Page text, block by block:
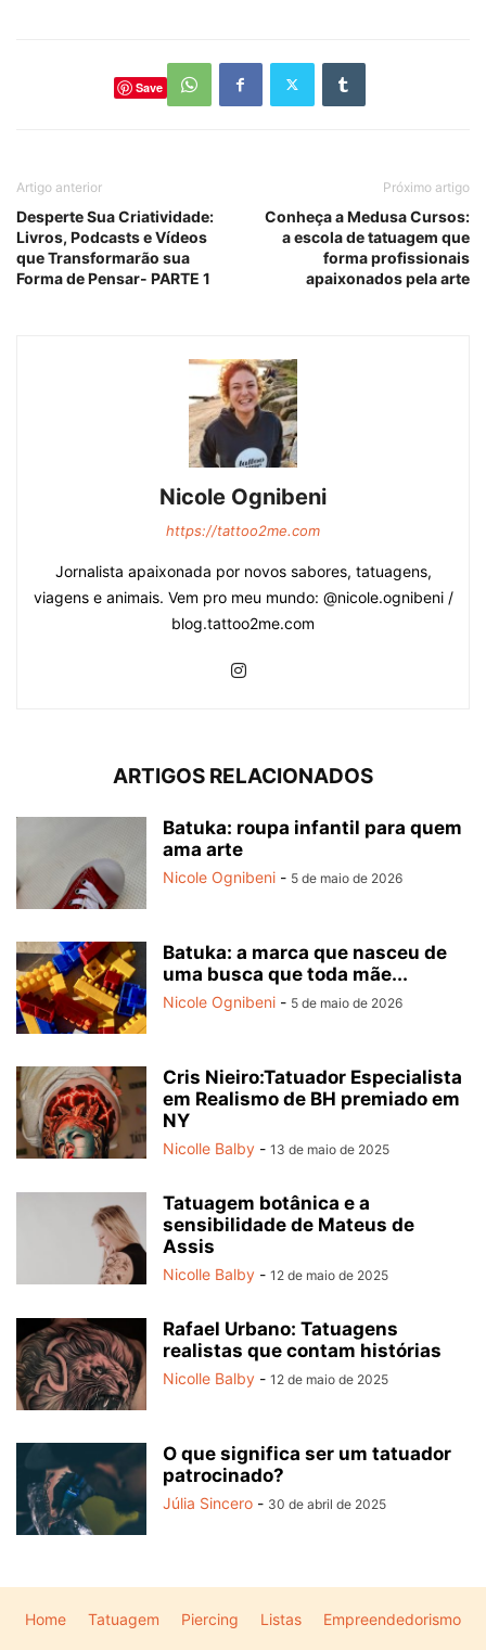
Save
Artigo anterior
Desperte Sua Criatividade:
Livros, Podcasts e Vídeos
que Transformarão sua
Forma de Pensar- PARTE 1
Próximo artigo
Conheça a Medusa Cursos:
a escola de tatuagem que
forma profissionais
apaixonados pela arte
Nicole Ognibeni
https://tattoo2me.com
Jornalista apaixonada por novos sabores, tatuagens,
viagens e animais. Vem pro meu mundo: @nicole.ognibeni /
blog.tattoo2me.com
ARTIGOS RELACIONADOS
Batuka: roupa infantil para quem
ama arte
Nicole Ognibeni - 5 de maio de 2026
Batuka: a marca que nasceu de
uma busca que toda mãe...
Nicole Ognibeni - 5 de maio de 2026
Cris Nieiro:Tatuador Especialista
em Realismo de BH premiado em
NY
Nicolle Balby - 13 de maio de 2025
Tatuagem botânica e a
sensibilidade de Mateus de
Assis
Nicolle Balby - 12 de maio de 2025
Rafael Urbano: Tatuagens
realistas que contam histórias
Nicolle Balby - 12 de maio de 2025
O que significa ser um tatuador
patrocinado?
Júlia Sincero - 30 de abril de 2025
Home Tatuagem Piercing Listas Empreendedorismo